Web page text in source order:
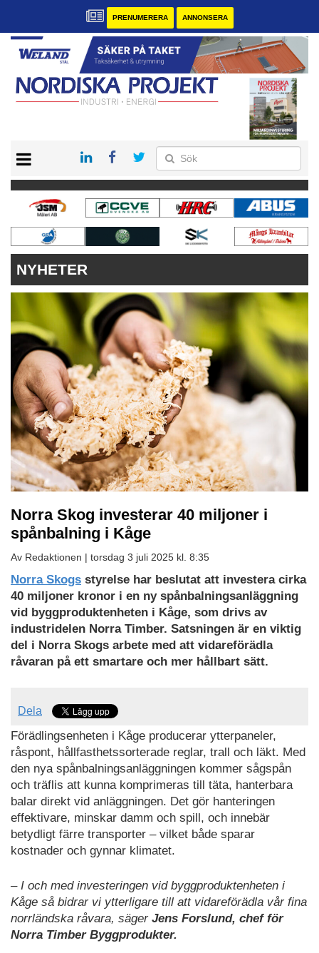
PRENUMERERA ANNONSERA
KONTAKT
VÅRA ANDRA MAGASIN
PRENUMERERA
ANNONSERA
NYHETER
Norra Skog investerar 40 miljoner i
spånbalning i Kåge
Av Redaktionen | torsdag 3 juli 2025 kl. 8:35
Norra Skogs styrelse har beslutat att investera cirka
40 miljoner kronor i en ny spånbalningsanläggning
vid byggproduktenheten i Kåge, som drivs av
industridelen Norra Timber. Satsningen är en viktig
del i Norra Skogs arbete med att vidareförädla
råvaran på ett smartare och mer hållbart sätt.
Dela
Förädlingsenheten i Kåge producerar ytterpaneler,
råspont, hållfasthetssorterade reglar, trall och läkt. Med
den nya spånbalningsanläggningen kommer sågspån
och träflis att kunna komprimeras till täta, hanterbara
balar direkt vid anläggningen. Det gör hanteringen
effektivare, minskar damm och spill, och innebär
betydligt färre transporter – vilket både sparar
kostnader och gynnar klimatet.
– I och med investeringen vid byggproduktenheten i
Kåge så bidrar vi ytterligare till att vidareförädla vår fina
norrländska råvara, säger Jens Forslund, chef för
Norra Timber Byggprodukter.